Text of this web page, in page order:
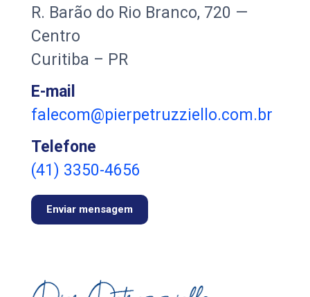
R. Barão do Rio Branco, 720 —
Centro
Curitiba – PR
E-mail
falecom@pierpetruzziello.com.br
Telefone
(41) 3350-4656
Enviar mensagem